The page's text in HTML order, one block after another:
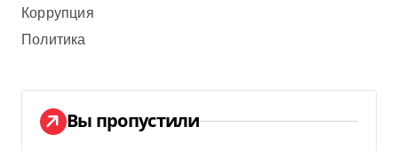
Коррупция
Политика
Вы пропустили